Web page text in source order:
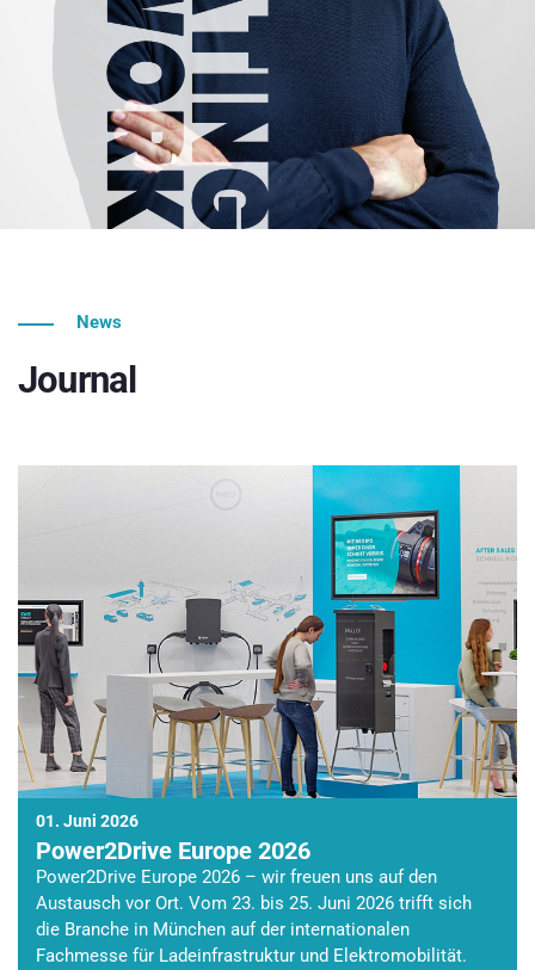
News
Journal
01. Juni 2026
Power2Drive Europe 2026
Power2Drive Europe 2026 – wir freuen uns auf den
Austausch vor Ort. Vom 23. bis 25. Juni 2026 trifft sich
die Branche in München auf der internationalen
Fachmesse für Ladeinfrastruktur und Elektromobilität.